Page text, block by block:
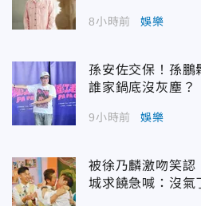
8小時前 娛樂
孫安佐交保！孫
誰家鍋底沒灰塵？
9小時前 娛樂
被徐乃麟激吻笑認
城求饒急喊：沒氣